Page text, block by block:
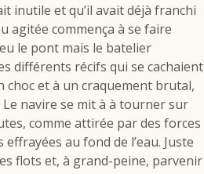
inutile et qu’il avait déjà franchi
agitée commença à se faire
le pont mais le batelier
différents récifs qui se cachaient
choc et à un craquement brutal,
Le navire se mit à à tourner sur
comme attirée par des forces
au fond de l’eau. Juste
flots et, à grand-peine, parvenir